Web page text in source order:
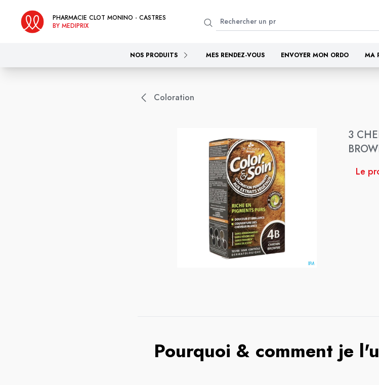
PHARMACIE CLOT MONINO - CASTRES
BY MEDIPRIX
NOS PRODUITS MES RENDEZ-VOUS ENVOYER MON ORDO MA
Coloration
3
Le
Pourquoi & comment je